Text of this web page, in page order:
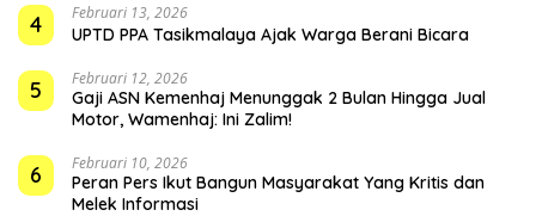
4 Februari 13, 2026
UPTD PPA Tasikmalaya Ajak Warga Berani Bicara
5 Februari 12, 2026
Gaji ASN Kemenhaj Menunggak 2 Bulan Hingga Jual
Motor, Wamenhaj: Ini Zalim!
6 Februari 10, 2026
Peran Pers Ikut Bangun Masyarakat Yang Kritis dan
Melek Informasi